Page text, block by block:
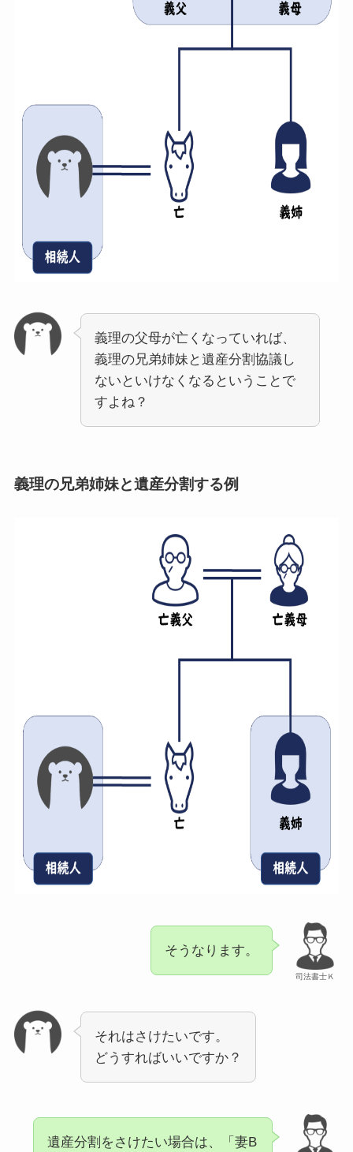
義理の父母が亡くなっていれば、
義理の兄弟姉妹と遺産分割協議し
ないといけなくなるということで
すよね？
義理の兄弟姉妹と遺産分割する例
司法書士Ｋ
そうなります。
それはさけたいです。
どうすればいいですか？
遺産分割をさけたい場合は、「妻B